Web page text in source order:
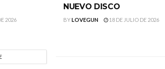
2026
NUEVO DISCO
BYLOVEGUN 18 DE JULIO DE 2026